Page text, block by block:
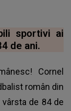
sportivi ai
de ani.
Cornel
român din
de 84 de